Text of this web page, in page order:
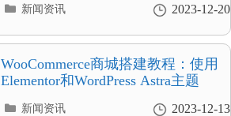
2023-12-20
分
录
新闻资讯
WooCommerce商城搭建教程：使用
Elementor和WordPress Astra主题
2023-12-13
分
新闻资讯